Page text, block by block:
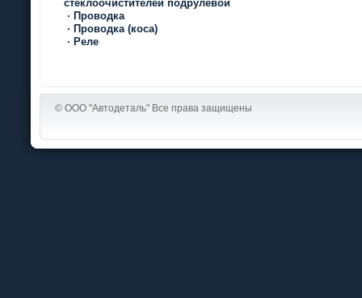
стеклоочистителей подрулевой
· Проводка
· Проводка (коса)
· Реле
© ООО "Автодеталь" Все права защищены